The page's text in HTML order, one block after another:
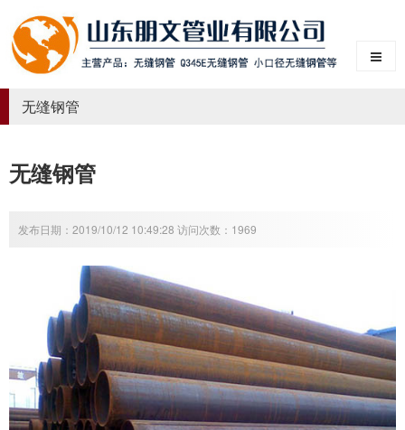
无缝钢管
无缝钢管
发布日期：2019/10/12 10:49:28 访问次数：1969